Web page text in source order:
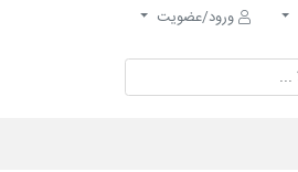
ورود/عضویت